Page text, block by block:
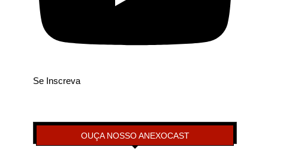
Se Inscreva
OUÇA NOSSO ANEXOCAST